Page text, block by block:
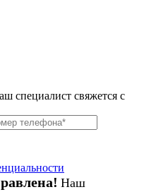
специалист свяжется с
Наш